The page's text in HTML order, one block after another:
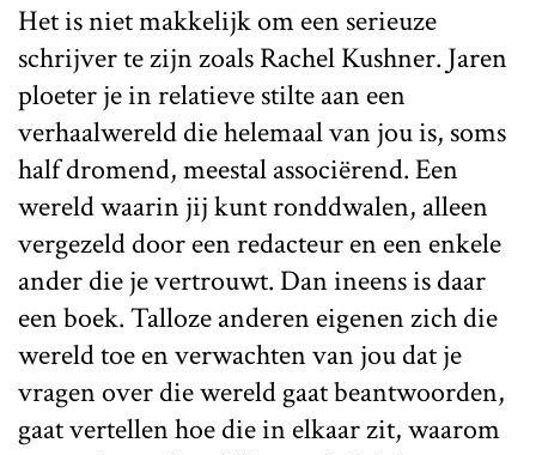
Het is niet makkelijk om een serieuze
schrijver te zijn zoals Rachel Kushner. Jaren
ploeter je in relatieve stilte aan een
verhaalwereld die helemaal van jou is, soms
half dromend, meestal associërend. Een
wereld waarin jij kunt ronddwalen, alleen
vergezeld door een redacteur en een enkele
ander die je vertrouwt. Dan ineens is daar
een boek. Talloze anderen eigenen zich die
wereld toe en verwachten van jou dat je
vragen over die wereld gaat beantwoorden,
gaat vertellen hoe die in elkaar zit, waarom